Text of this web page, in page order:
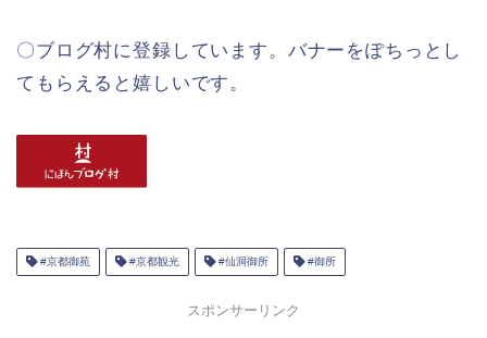
〇ブログ村に登録しています。バナーをぽちっとし
てもらえると嬉しいです。
#京都御苑 #京都観光 #仙洞御所 #御所
スポンサーリンク